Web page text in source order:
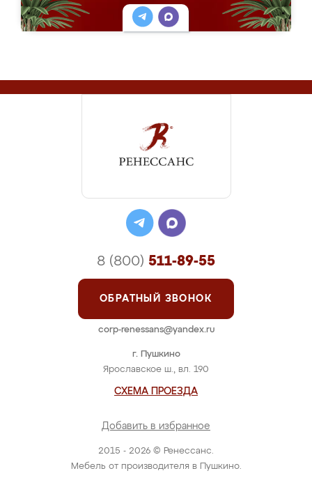
2015 - 2026 © Ренессанс.
Мебель от производителя в Пушкино.
г. Пушкино
Ярославское ш., вл. 190
СХЕМА ПРОЕЗДА
Добавить в избранное
8 (800) 511-89-55
ОБРАТНЫЙ ЗВОНОК
corp-renessans@yandex.ru